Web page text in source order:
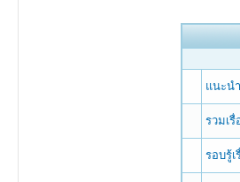
แนะน
รวมเ
รอบรู้